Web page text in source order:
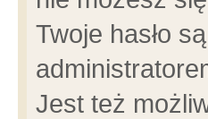
Twoje hasło
Jest też